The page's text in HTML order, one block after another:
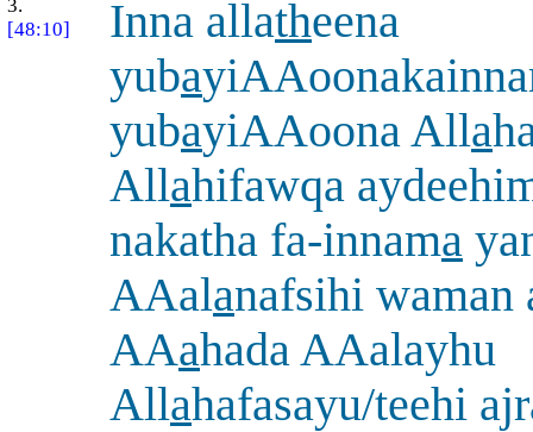
3.
[48:10]
Inna allatheena
yuba
yubayiAAoona Alla
Allahifawqa
nakatha fa-innama
AAalanafsihi waman
AAahada AAalayhu
Allahafasayu/teehi